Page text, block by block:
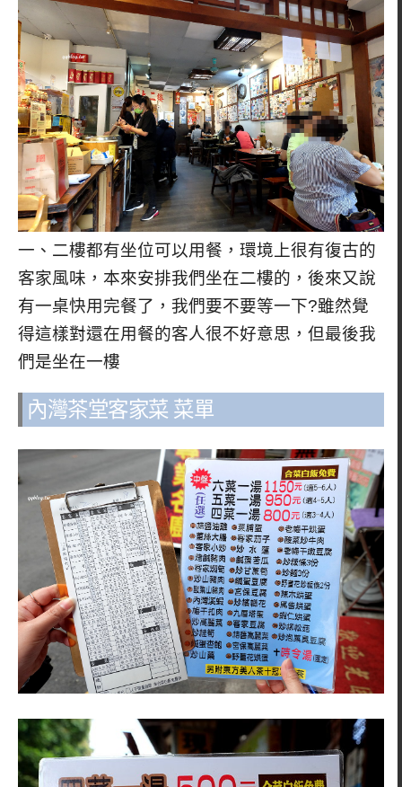
一、二樓都有坐位可以用餐，環境上很有復古的
客家風味，本來安排我們坐在二樓的，後來又說
有一桌快用完餐了，我們要不要等一下?雖然覺
得這樣對還在用餐的客人很不好意思，但最後我
們是坐在一樓
內灣茶堂客家菜 菜單